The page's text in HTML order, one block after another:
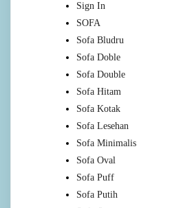
Sign In
SOFA
Sofa Bludru
Sofa Doble
Sofa Double
Sofa Hitam
Sofa Kotak
Sofa Lesehan
Sofa Minimalis
Sofa Oval
Sofa Puff
Sofa Putih